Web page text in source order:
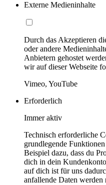
Externe Medieninhalte
Durch das Akzeptieren
oder andere
Anbietern gehostet
wir auf dieser Webseite
Vimeo, YouTube
Erforderlich
Immer aktiv
Technisch erforderliche
grundlegende
Beispiel dazu, dass du
dich in dein
auf dich ist für uns
anfallende Daten werden